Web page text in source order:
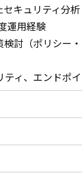
セキュリティ分
運用経験
検討（ポリシー
ティ、エンドポ